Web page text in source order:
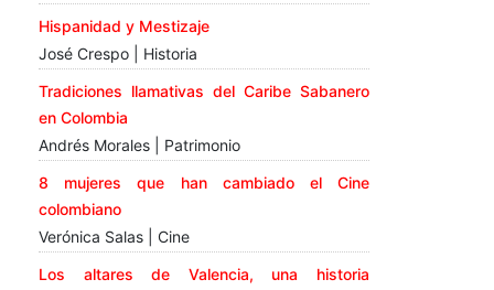
Hispanidad y Mestizaje
José Crespo | Historia
Tradiciones llamativas del Caribe Sabanero
en Colombia
Andrés Morales | Patrimonio
8 mujeres que han cambiado el Cine
colombiano
Verónica Salas | Cine
Los altares de Valencia, una historia